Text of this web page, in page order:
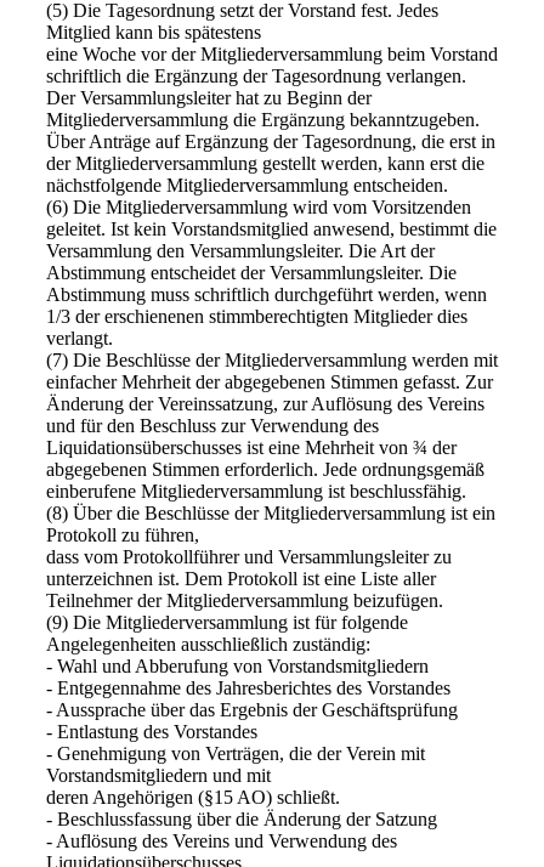
(5) Die Tagesordnung setzt der Vorstand fest. Jedes
Mitglied kann bis spätestens
eine Woche vor der Mitgliederversammlung beim Vorstand
schriftlich die Ergänzung der Tagesordnung verlangen.
Der Versammlungsleiter hat zu Beginn der
Mitgliederversammlung die Ergänzung bekanntzugeben.
Über Anträge auf Ergänzung der Tagesordnung, die erst in
der Mitgliederversammlung gestellt werden, kann erst die
nächstfolgende Mitgliederversammlung entscheiden.
(6) Die Mitgliederversammlung wird vom Vorsitzenden
geleitet. Ist kein Vorstandsmitglied anwesend, bestimmt die
Versammlung den Versammlungsleiter. Die Art der
Abstimmung entscheidet der Versammlungsleiter. Die
Abstimmung muss schriftlich durchgeführt werden, wenn
1/3 der erschienenen stimmberechtigten Mitglieder dies
verlangt.
(7) Die Beschlüsse der Mitgliederversammlung werden mit
einfacher Mehrheit der abgegebenen Stimmen gefasst. Zur
Änderung der Vereinssatzung, zur Auflösung des Vereins
und für den Beschluss zur Verwendung des
Liquidationsüberschusses ist eine Mehrheit von ¾ der
abgegebenen Stimmen erforderlich. Jede ordnungsgemäß
einberufene Mitgliederversammlung ist beschlussfähig.
(8) Über die Beschlüsse der Mitgliederversammlung ist ein
Protokoll zu führen,
dass vom Protokollführer und Versammlungsleiter zu
unterzeichnen ist. Dem Protokoll ist eine Liste aller
Teilnehmer der Mitgliederversammlung beizufügen.
(9) Die Mitgliederversammlung ist für folgende
Angelegenheiten ausschließlich zuständig:
- Wahl und Abberufung von Vorstandsmitgliedern
- Entgegennahme des Jahresberichtes des Vorstandes
- Aussprache über das Ergebnis der Geschäftsprüfung
- Entlastung des Vorstandes
- Genehmigung von Verträgen, die der Verein mit
Vorstandsmitgliedern und mit
deren Angehörigen (§15 AO) schließt.
- Beschlussfassung über die Änderung der Satzung
- Auflösung des Vereins und Verwendung des